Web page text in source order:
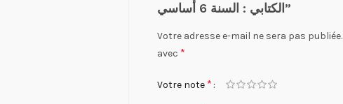
الكتابي : السنة 6 أساسي”
Votre adresse e-mail ne sera pas publiée.
avec *
Votre note *